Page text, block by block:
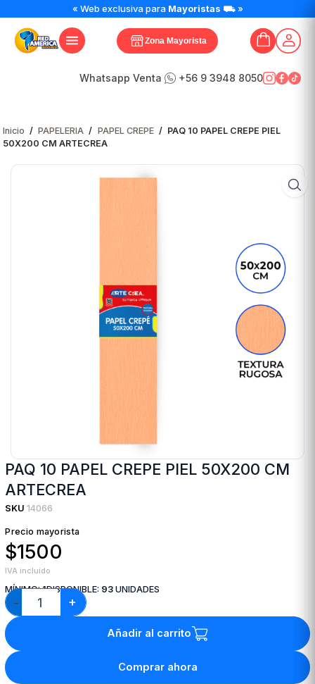
« Web exclusiva para Mayoristas ⛟ »
Zona Mayorista
Whatsapp Venta +56 9 3948 8050
Inicio / PAPELERIA / PAPEL CREPE / PAQ 10 PAPEL CREPE PIEL
50X200 CM ARTECREA
PAQ 10 PAPEL CREPE PIEL 50X200 CM
ARTECREA
SKU 14066
Precio mayorista
$1500
IVA incluido
MÍNIMO:1DISPONIBLE: 93 UNIDADES
−
10
PAPEL
CREPE
+
Añadir al carrito
Comprar ahora